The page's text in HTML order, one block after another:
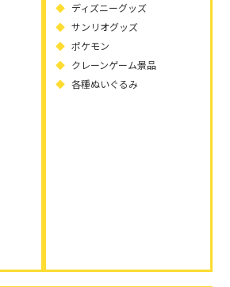
ディズニーグッズ
サンリオグッズ
ポケモン
クレーンゲーム景品
各種ぬいぐるみ